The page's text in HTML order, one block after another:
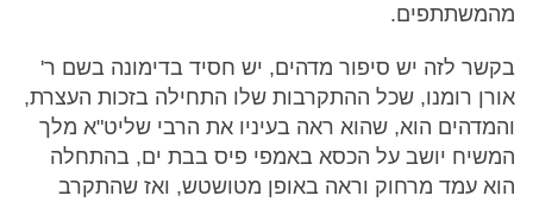
מהמשתתפים.
בקשר לזה יש סיפור מדהים, יש חסיד בדימונה בשם ר'
אורן רומנו, שכל ההתקרבות שלו התחילה בזכות העצרת,
והמדהים הוא, שהוא ראה בעיניו את הרבי שליט"א מלך
המשיח יושב על הכסא באמפי פיס בבת ים, בהתחלה
הוא עמד מרחוק וראה באופן מטושטש, ואז שהתקרב